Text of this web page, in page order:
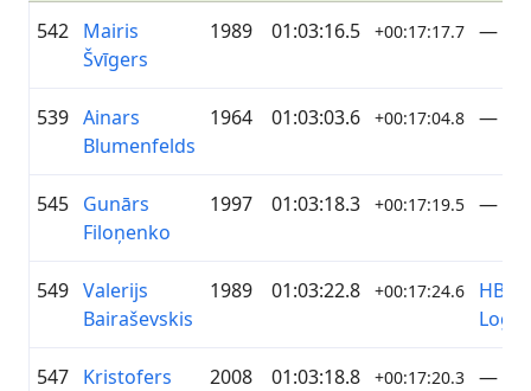
542 Mairis
Švīgers
1989 01:03:16.5 +00:17:17.7 —
539 Ainars
Blumenfelds
1964 01:03:03.6 +00:17:04.8 —
545 Gunārs
Filoņenko
1997 01:03:18.3 +00:17:19.5 —
549 Valerijs
Bairaševskis
1989 01:03:22.8 +00:17:24.6
HB
547 Kristofers
2008 01:03:18.8 +00:17:20.3 —